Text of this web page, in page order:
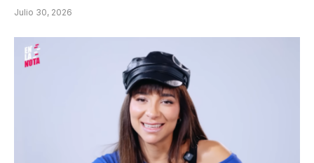
Julio 30, 2026